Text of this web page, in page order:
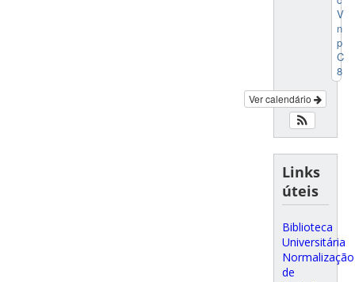
V
n
p
C
8
Ver calendário
Links
úteis
Biblioteca
Universitária
Normalização
de